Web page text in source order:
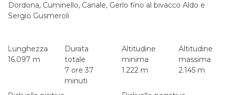
Dordona, Cuminello, Canale, Gerlo fino al bivacco Aldo e
Sergio Gusmeroli
Lunghezza
16.097 m
Durata
totale
7 ore 37
minuti
Altitudine
minima
1.222 m
Altitudine
massima
2.145 m